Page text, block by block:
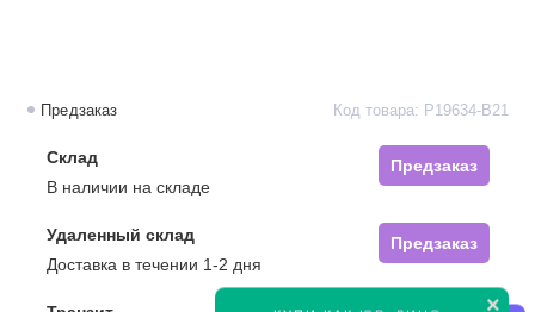
×
Предзаказ Код товара: P19634-B21
Склад
Предзаказ
В наличии на складе
Удаленный склад
Предзаказ
Доставка в течении 1-2 дня